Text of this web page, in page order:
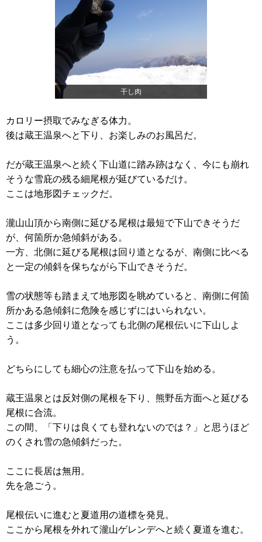
干し肉
カロリー摂取でみなぎる体力。
後は蔵王温泉へと下り、お楽しみのお風呂だ。
だが蔵王温泉へと続く下山道に踏み跡はなく、今にも崩れ
そうな雪庇の残る細尾根が延びているだけ。
ここは地形図チェックだ。
瀧山山頂から南側に延びる尾根は最短で下山できそうだ
が、何箇所か急傾斜がある。
一方、北側に延びる尾根は回り道となるが、南側に比べる
と一定の傾斜を保ちながら下山できそうだ。
雪の状態等も踏まえて地形図を眺めていると、南側に何箇
所かある急傾斜に危険を感じずにはいられない。
ここは多少回り道となっても北側の尾根伝いに下山しよ
う。
どちらにしても細心の注意を払って下山を始める。
蔵王温泉とは反対側の尾根を下り、熊野岳方面へと延びる
尾根に合流。
この間、「下りは良くても登れないのでは？」と思うほど
のくされ雪の急傾斜だった。
ここに長居は無用。
先を急ごう。
尾根伝いに進むと夏道用の道標を発見。
ここから尾根を外れて瀧山ゲレンデへと続く夏道を進む。